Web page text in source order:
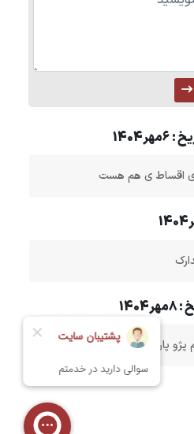
اقساط ی هم هست
پارس را خریده م